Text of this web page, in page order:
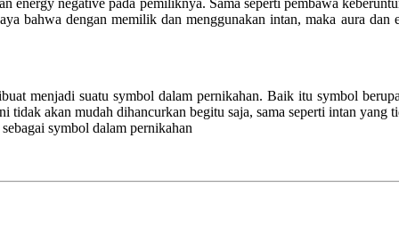
bahwa dengan memilik dan menggunakan intan, maka aura
menjadi suatu symbol dalam pernikahan. Baik itu symbol
akan mudah dihancurkan begitu saja, sama seperti intan
symbol dalam pernikahan